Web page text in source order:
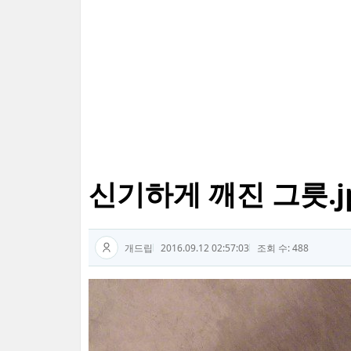
신기하게 깨진 그릇
개드립 2016.09.12 02:57:03 조회 수: 488